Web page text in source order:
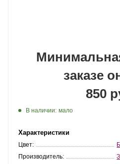
заказе
850
В наличии: мало
Характеристики
Цвет:
Производитель: